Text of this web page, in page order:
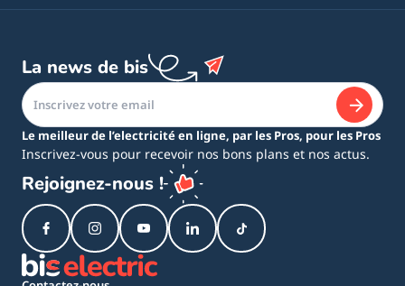
La news de bis
Le meilleur de l’electricité en ligne, par les Pros, pour les Pros
Inscrivez-vous pour recevoir nos bons plans et nos actus.
Rejoignez-nous !